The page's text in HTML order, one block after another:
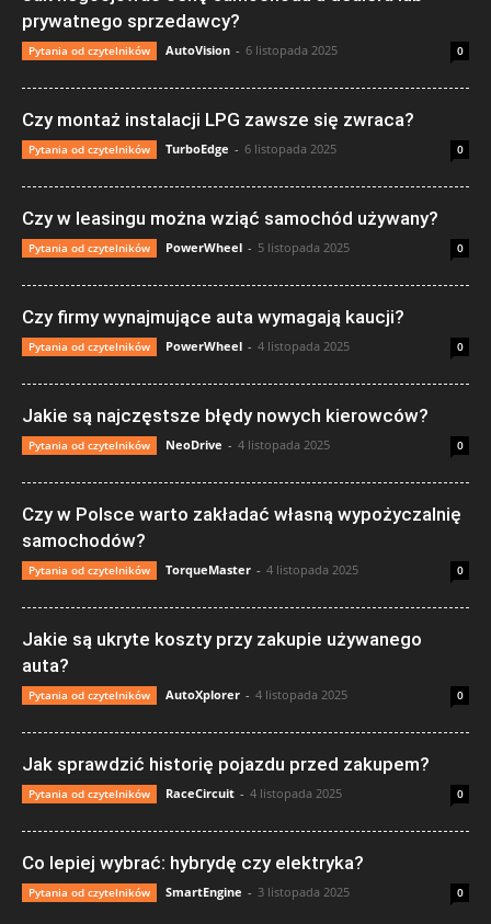
prywatnego sprzedawcy?
Pytania od czytelników AutoVision - 6 listopada 2025 0
Czy montaż instalacji LPG zawsze się zwraca?
Pytania od czytelników TurboEdge - 6 listopada 2025 0
Czy w leasingu można wziąć samochód używany?
Pytania od czytelników PowerWheel - 5 listopada 2025 0
Czy firmy wynajmujące auta wymagają kaucji?
Pytania od czytelników PowerWheel - 4 listopada 2025 0
Jakie są najczęstsze błędy nowych kierowców?
Pytania od czytelników NeoDrive - 4 listopada 2025 0
Czy w Polsce warto zakładać własną wypożyczalnię
samochodów?
Pytania od czytelników TorqueMaster - 4 listopada 2025 0
Jakie są ukryte koszty przy zakupie używanego
auta?
Pytania od czytelników AutoXplorer - 4 listopada 2025 0
Jak sprawdzić historię pojazdu przed zakupem?
Pytania od czytelników RaceCircuit - 4 listopada 2025 0
Co lepiej wybrać: hybrydę czy elektryka?
Pytania od czytelników SmartEngine - 3 listopada 2025 0